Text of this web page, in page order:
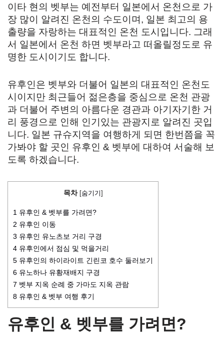
이타 현의 벳부는 예전부터 일본에서 온천으로 가
장 많이 알려진 온천의 수도이며, 일본 최고의 용
출량을 자랑하는 대표적인 온천 도시입니다. 그래
서 일본에서 온천 하면 벳부라고 떠올릴정도로 유
명한 도시이기도 합니다.
유후인은 벳부와 더불어 일본의 대표적인 온천도
시이지만 최근들어 젊은층을 중심으로 온천 관광
과 더불어 주변의 아름다운 경관과 아기자기한 거
리 풍경으로 인해 인기있는 관광지로 알려진 곳입
니다. 일본 규슈지역을 여행하게 되면 한번쯤을 꼭
가봐야 할 곳인 유후인 & 벳부에 대하여 서술해 보
도록 하겠습니다.
목차 [숨기기]
1 유후인 & 벳부를 가려면?
2 유후인 이동
3 유후인 유노츠보 거리 구경
4 유후인에서 점심 및 먹을거리
5 유후인의 하이라이트 긴린코 호수 둘러보기
6 유노하나 유황재배지 구경
7 벳부 지옥 순례 중 가마도 지옥 관람
8 유후인 & 벳부 여행 후기
유후인 & 벳부를 가려면?